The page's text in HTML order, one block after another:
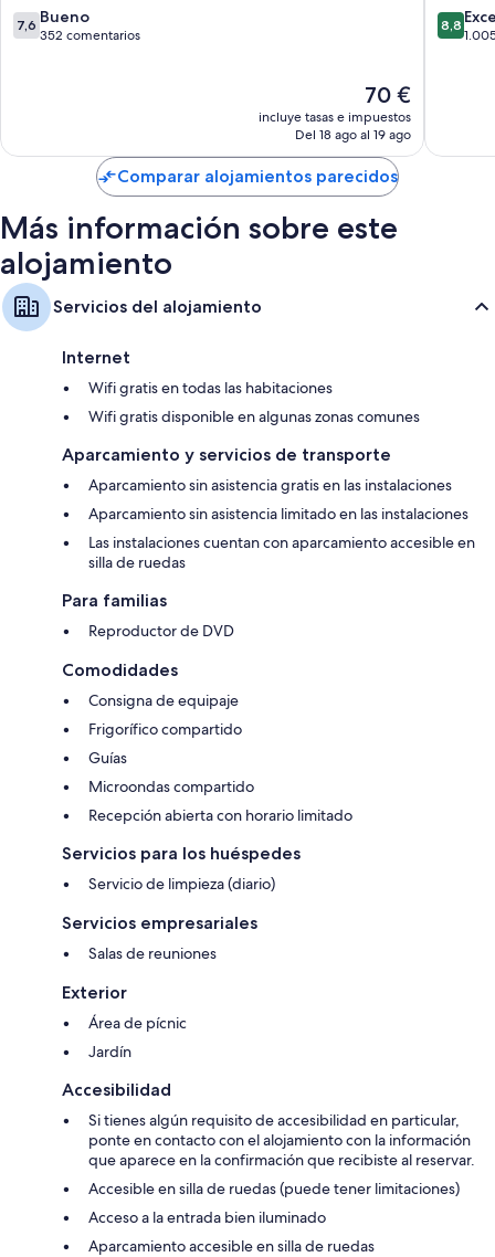
Armarios o roperos, zonas de estar independientes y servicio de
limpieza diario
7.6
sobre
7,6 Bueno
352 comentarios
El
precio
actual
de
70 €
70 €
incluye tasas e impuestos
Del 18 ago al 19 ago
8.8
sobre
8,8
Comparar alojamientos parecidos
Más información sobre este
alojamiento
Servicios del alojamiento
Internet
Wifi gratis en todas las habitaciones
Wifi gratis disponible en algunas zonas comunes
Aparcamiento y servicios de transporte
Aparcamiento sin asistencia gratis en las instalaciones
Aparcamiento sin asistencia limitado en las instalaciones
Las instalaciones cuentan con aparcamiento accesible en
silla de ruedas
Para familias
Reproductor de DVD
Comodidades
Consigna de equipaje
Frigorífico compartido
Guías
Microondas compartido
Recepción abierta con horario limitado
Servicios para los huéspedes
Servicio de limpieza (diario)
Servicios empresariales
Salas de reuniones
Exterior
Área de pícnic
Jardín
Accesibilidad
Si tienes algún requisito de accesibilidad en particular,
ponte en contacto con el alojamiento con la información
que aparece en la confirmación que recibiste al reservar.
Accesible en silla de ruedas (puede tener limitaciones)
Acceso a la entrada bien iluminado
Aparcamiento accesible en silla de ruedas